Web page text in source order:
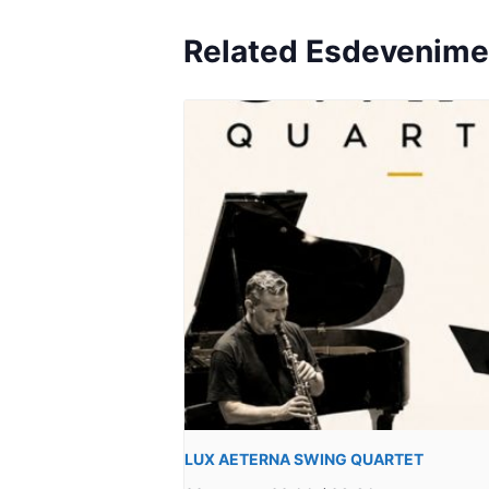
Related
LUX AETERNA SWING QUARTET